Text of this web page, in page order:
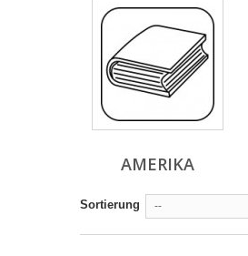
AMERIKA
Sortierung --